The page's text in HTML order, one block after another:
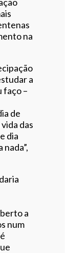
na
a
faço –
de
das
dia
a
num